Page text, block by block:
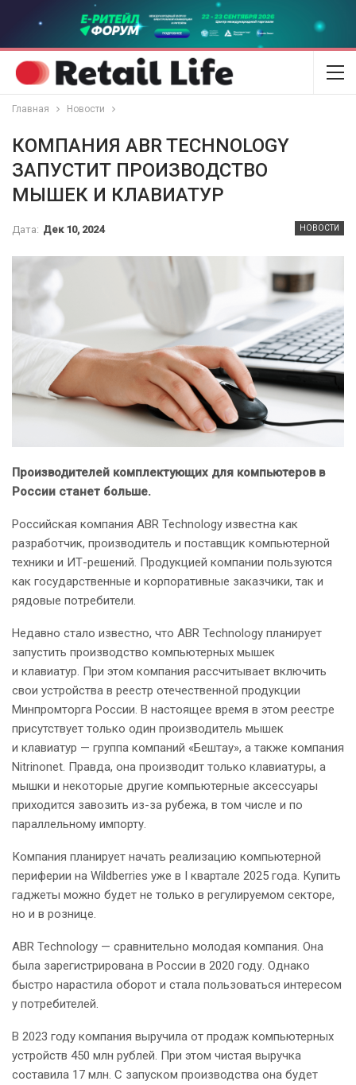
Главная Новости
КОМПАНИЯ ABR TECHNOLOGY
ЗАПУСТИТ ПРОИЗВОДСТВО
МЫШЕК И КЛАВИАТУР
НОВОСТИ
Дата: Дек 10, 2024
Производителей комплектующих для компьютеров в
России станет больше.
Российская компания ABR Technology известна как
разработчик, производитель и поставщик компьютерной
техники и ИТ-решений. Продукцией компании пользуются
как государственные и корпоративные заказчики, так и
рядовые потребители.
Недавно стало известно, что ABR Technology планирует
запустить производство компьютерных мышек
и клавиатур. При этом компания рассчитывает включить
свои устройства в реестр отечественной продукции
Минпромторга России. В настоящее время в этом реестре
присутствует только один производитель мышек
и клавиатур — группа компаний «Бештау», а также компания
Nitrinonet. Правда, она производит только клавиатуры, а
мышки и некоторые другие компьютерные аксессуары
приходится завозить из-за рубежа, в том числе и по
параллельному импорту.
Компания планирует начать реализацию компьютерной
периферии на Wildberries уже в I квартале 2025 года. Купить
гаджеты можно будет не только в регулируемом секторе,
но и в рознице.
ABR Technology — сравнительно молодая компания. Она
была зарегистрирована в России в 2020 году. Однако
быстро нарастила оборот и стала пользоваться интересом
у потребителей.
В 2023 году компания выручила от продаж компьютерных
устройств 450 млн рублей. При этом чистая выручка
составила 17 млн. С запуском производства она будет